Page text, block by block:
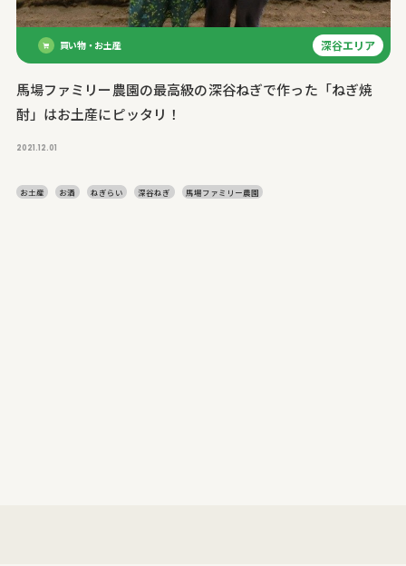
買い物・お土産 深谷エリア
馬場ファミリー農園の最高級の深谷ねぎで作った「ねぎ焼
酎」はお土産にピッタリ！
2021.12.01
お土産 お酒 ねぎらい 深谷ねぎ 馬場ファミリー農園